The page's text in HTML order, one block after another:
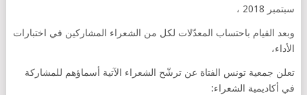
سبتمبر 2018 ،
وبعد القيام باحتساب المعدّلات لكل من الشعراء المشاركين في اختبارات
الأداء،
تعلن جمعية تونس الفتاة عن ترشّح الشعراء الآتية أسماؤهم للمشاركة
في أكاديمية الشعراء: